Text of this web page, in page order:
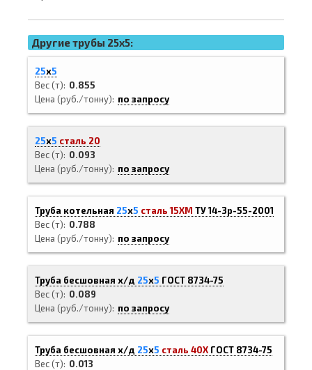
Другие трубы 25x5:
25х5
Вес (т)
0.855
Цена (руб./тонну)
по запросу
25х5 сталь 20
Вес (т)
0.093
Цена (руб./тонну)
по запросу
Труба котельная 25х5 сталь 15ХМ ТУ 14-3р-55-2001
Вес (т)
0.788
Цена (руб./тонну)
по запросу
Труба бесшовная х/д 25х5 ГОСТ 8734-75
Вес (т)
0.089
Цена (руб./тонну)
по запросу
Труба бесшовная х/д 25х5 сталь 40Х ГОСТ 8734-75
Вес (т)
0.013